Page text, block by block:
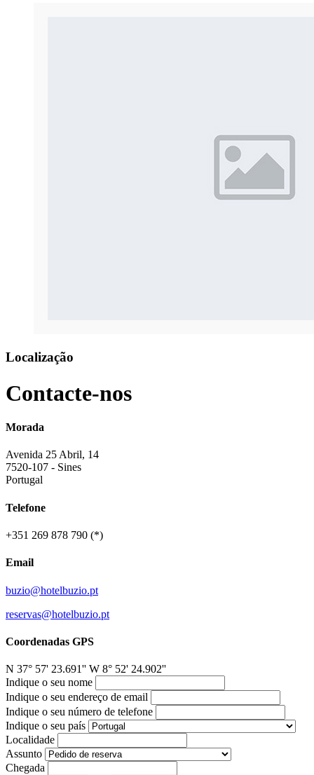
Localização
Contacte-nos
Morada
Avenida 25 Abril, 14
7520-107 - Sines
Portugal
Telefone
+351 269 878 790 (*)
Email
buzio@hotelbuzio.pt
reservas@hotelbuzio.pt
Coordenadas GPS
N 37° 57' 23.691'' W 8° 52' 24.902''
Indique o seu nome
Indique o seu endereço de email
Indique o seu número de telefone
Indique o seu país
Localidade
Assunto
Chegada